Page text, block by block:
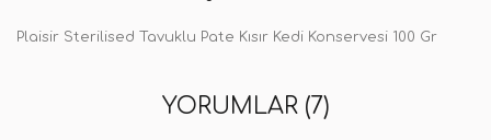
Plaisir Sterilised Tavuklu Pate Kısır Kedi Konservesi 100 Gr
YORUMLAR (7)